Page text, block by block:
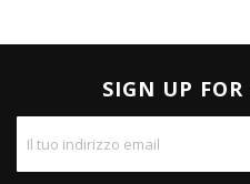
SIGN UP